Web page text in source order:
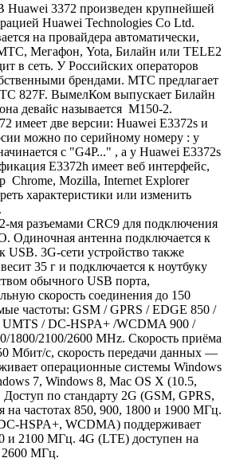
3372 произведен крупнейшей
Huawei Technologies Co Ltd.
на провайдера автоматически,
Мегафон, Yota, Билайн или TELE2
в сеть. У Российских операторов
брендами. МТС предлагает
827F. ВымелКом выпускает Билайн
девайс называется М150-2.
имеет две версии: Huawei E3372s и
можно по серийному номеру : у
с "G4P..." , а у Huawei E3372s
E3372h имеет веб интерфейс,
Chrome, Mozilla, Internet Explorer
характеристики или изменить
мя разъемами CRC9 для подключения
Одиночная антенна подключается к
USB. 3G-сети устройство также
35 г и подключается к ноутбуку
обычного USB порта,
скорость соединения до 150
частоты: GSM / GPRS / EDGE 850 /
UMTS / DC-HSPA+ /WCDMA 900 /
1800/2100/2600 MHz. Скорость приёма
Мбит/с, скорость передачи данных —
операционные системы Windows
7, Windows 8, Mac OS X (10.5,
по стандарту 2G (GSM, GPRS,
на частотах 850, 900, 1800 и 1900 МГц.
HSPA+, WCDMA) поддерживает
и 2100 МГц. 4G (LTE) доступен на
2600 МГц.